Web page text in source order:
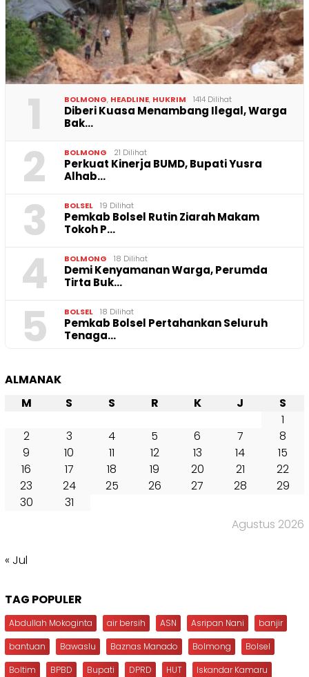
1 BOLMONG, HEADLINE, HUKRIM 1414 Dilihat
Diberi Kuasa Menambang Ilegal, Warga
Bak…
2 BOLMONG 21 Dilihat
Perkuat Kinerja BUMD, Bupati Yusra
Alhab…
3 BOLSEL 19 Dilihat
Pemkab Bolsel Rutin Ziarah Makam
Tokoh P…
4 BOLMONG 18 Dilihat
Demi Kenyamanan Warga, Perumda
Tirta Buk…
5 BOLSEL 18 Dilihat
Pemkab Bolsel Pertahankan Seluruh
Tenaga…
ALMANAK
Agustus 2026
M S S R K J
S
1
2
3 4 5 6 7
8
9
10 11 12 13 14
15
16
17 18 19 20 21
22
23
24 25 26 27 28
29
30
31
« Jul
TAG POPULER
Abdullah Mokoginta air bersih ASN Asripan Nani
banjir
bantuan
Bawaslu Baznas Manado Bolmong
Bolsel
Boltim
BPBD Bupati DPRD HUT
Iskandar Kamaru